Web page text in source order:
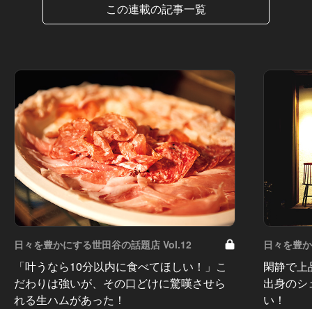
この連載の記事一覧
日々を豊かにする世田谷の話題店 Vol.12
「叶うなら10分以内に食べてほしい！」こ
だわりは強いが、その口どけに驚嘆させら
れる生ハムがあった！
日々を豊
閑静で上
出身の
い！